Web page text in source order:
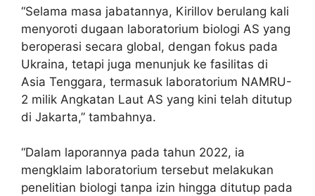
“Selama masa jabatannya, Kirillov berulang kali
menyoroti dugaan laboratorium biologi AS yang
beroperasi secara global, dengan fokus pada
Ukraina, tetapi juga menunjuk ke fasilitas di
Asia Tenggara, termasuk laboratorium NAMRU-
2 milik Angkatan Laut AS yang kini telah ditutup
di Jakarta,” tambahnya.
“Dalam laporannya pada tahun 2022, ia
mengklaim laboratorium tersebut melakukan
penelitian biologi tanpa izin hingga ditutup pada